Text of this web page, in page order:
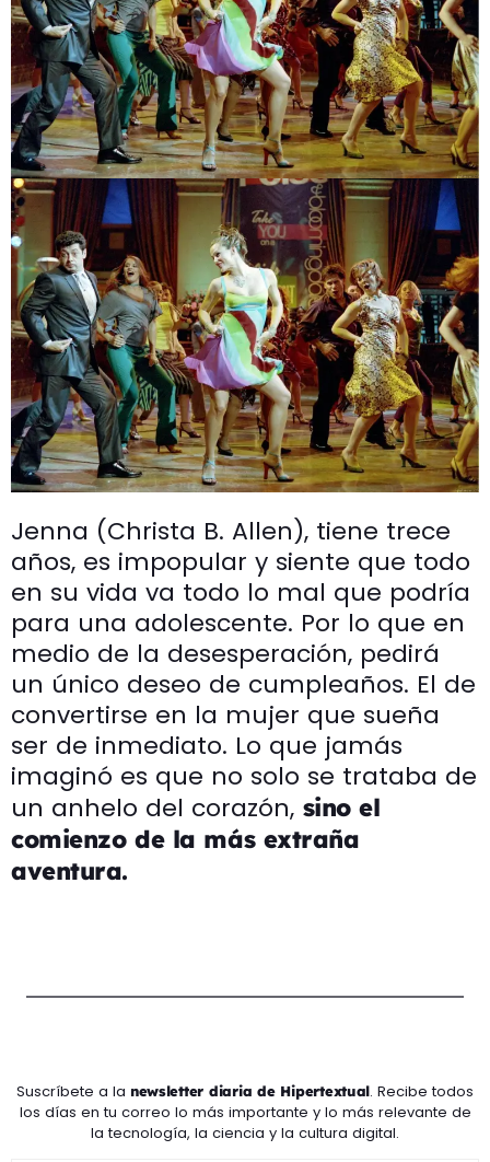
Jenna (Christa B. Allen), tiene trece
años, es impopular y siente que todo
en su vida va todo lo mal que podría
para una adolescente. Por lo que en
medio de la desesperación, pedirá
un único deseo de cumpleaños. El de
convertirse en la mujer que sueña
ser de inmediato. Lo que jamás
imaginó es que no solo se trataba de
un anhelo del corazón, sino el
comienzo de la más extraña
aventura.
Suscríbete a la newsletter diaria de Hipertextual. Recibe todos
los días en tu correo lo más importante y lo más relevante de
la tecnología, la ciencia y la cultura digital.